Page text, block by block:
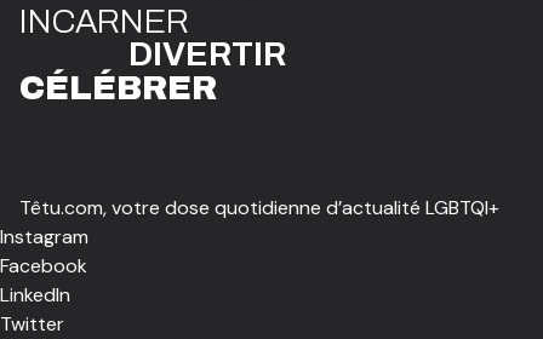
INCARNER
DIVERTIR
CÉLÉBRER
Têtu.com, votre dose quotidienne d’actualité LGBTQI+
Instagram
Facebook
LinkedIn
Twitter